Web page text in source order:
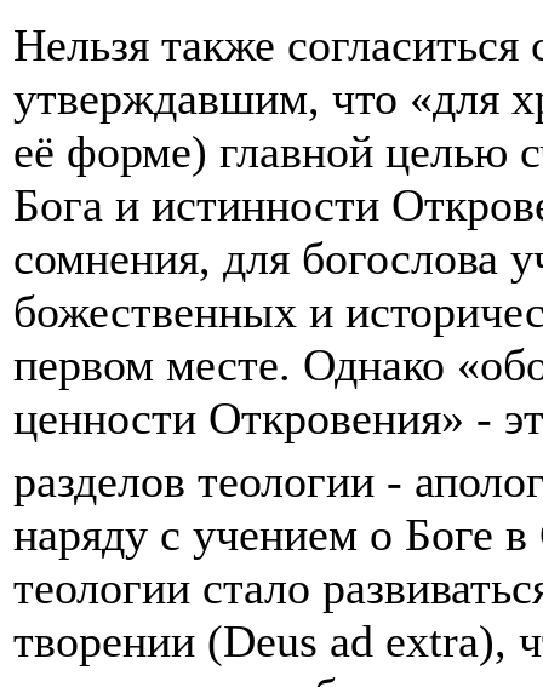
Нельзя также
утверждавшим, что «для
её форме) главной целью
Бога и истинности
сомнения, для богослова
божественных и
первом месте. Однако
ценности Откровения» -
разделов теологии -
наряду с учением о Боге
теологии стало
творении (Deus ad extra),